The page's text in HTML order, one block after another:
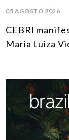
05 AGOSTO 2026
CEBRI
Maria Luiza